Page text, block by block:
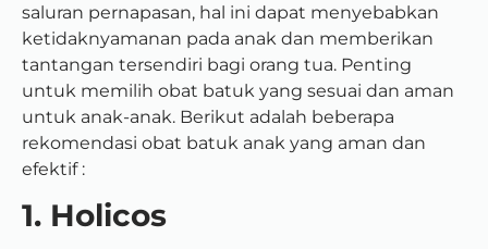
saluran pernapasan, hal ini dapat menyebabkan
ketidaknyamanan pada anak dan memberikan
tantangan tersendiri bagi orang tua. Penting
untuk memilih obat batuk yang sesuai dan aman
untuk anak-anak. Berikut adalah beberapa
rekomendasi obat batuk anak yang aman dan
efektif :
1. Holicos